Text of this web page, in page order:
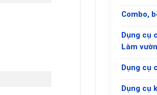
Combo,
Dụng cụ
Làm vườn
Dụng cụ
Dụng cụ